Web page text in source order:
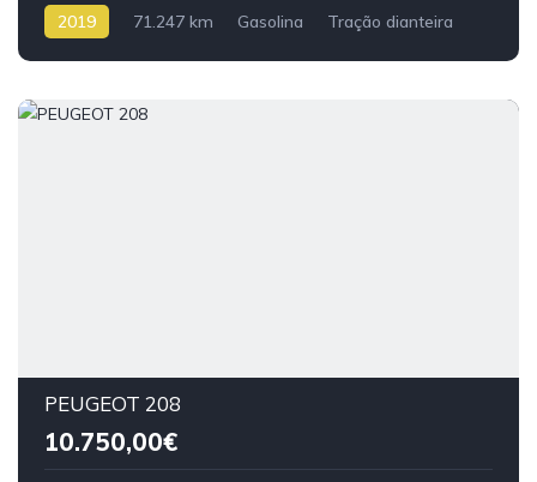
2019 71.247 km Gasolina Tração dianteira
PEUGEOT 208
10.750,00€